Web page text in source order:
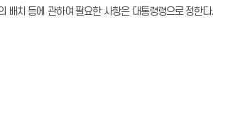
치 등에 관하여 필요한 사항은 대통령령으로 정한다.